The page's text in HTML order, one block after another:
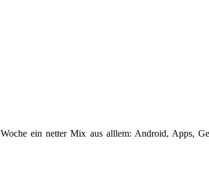
ein netter Mix aus alllem: Android, Apps,